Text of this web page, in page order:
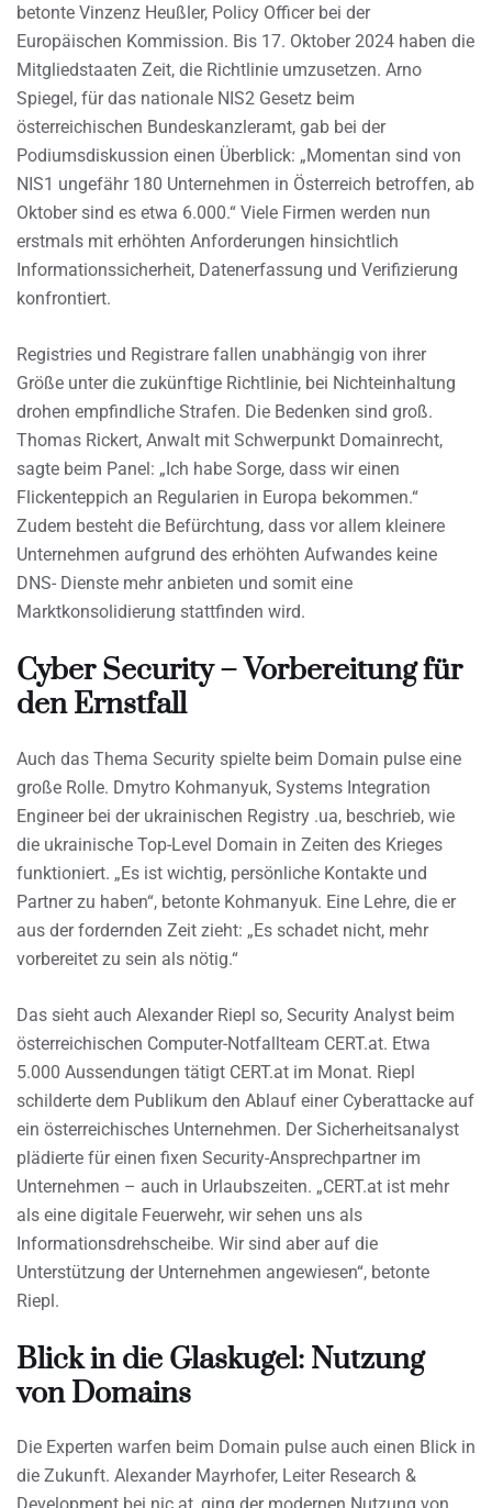
betonte Vinzenz Heußler, Policy Officer bei der
Europäischen Kommission. Bis 17. Oktober 2024 haben die
Mitgliedstaaten Zeit, die Richtlinie umzusetzen. Arno
Spiegel, für das nationale NIS2 Gesetz beim
österreichischen Bundeskanzleramt, gab bei der
Podiumsdiskussion einen Überblick: „Momentan sind von
NIS1 ungefähr 180 Unternehmen in Österreich betroffen, ab
Oktober sind es etwa 6.000.“ Viele Firmen werden nun
erstmals mit erhöhten Anforderungen hinsichtlich
Informationssicherheit, Datenerfassung und Verifizierung
konfrontiert.
Registries und Registrare fallen unabhängig von ihrer
Größe unter die zukünftige Richtlinie, bei Nichteinhaltung
drohen empfindliche Strafen. Die Bedenken sind groß.
Thomas Rickert, Anwalt mit Schwerpunkt Domainrecht,
sagte beim Panel: „Ich habe Sorge, dass wir einen
Flickenteppich an Regularien in Europa bekommen.“
Zudem besteht die Befürchtung, dass vor allem kleinere
Unternehmen aufgrund des erhöhten Aufwandes keine
DNS- Dienste mehr anbieten und somit eine
Marktkonsolidierung stattfinden wird.
Cyber Security – Vorbereitung für
den Ernstfall
Auch das Thema Security spielte beim Domain pulse eine
große Rolle. Dmytro Kohmanyuk, Systems Integration
Engineer bei der ukrainischen Registry .ua, beschrieb, wie
die ukrainische Top-Level Domain in Zeiten des Krieges
funktioniert. „Es ist wichtig, persönliche Kontakte und
Partner zu haben“, betonte Kohmanyuk. Eine Lehre, die er
aus der fordernden Zeit zieht: „Es schadet nicht, mehr
vorbereitet zu sein als nötig.“
Das sieht auch Alexander Riepl so, Security Analyst beim
österreichischen Computer-Notfallteam CERT.at. Etwa
5.000 Aussendungen tätigt CERT.at im Monat. Riepl
schilderte dem Publikum den Ablauf einer Cyberattacke auf
ein österreichisches Unternehmen. Der Sicherheitsanalyst
plädierte für einen fixen Security-Ansprechpartner im
Unternehmen – auch in Urlaubszeiten. „CERT.at ist mehr
als eine digitale Feuerwehr, wir sehen uns als
Informationsdrehscheibe. Wir sind aber auf die
Unterstützung der Unternehmen angewiesen“, betonte
Riepl.
Blick in die Glaskugel: Nutzung
von Domains
Die Experten warfen beim Domain pulse auch einen Blick in
die Zukunft. Alexander Mayrhofer, Leiter Research &